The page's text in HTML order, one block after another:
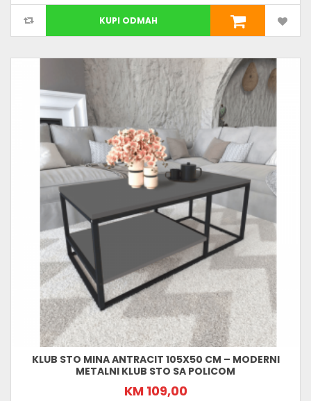
KUPI ODMAH
KLUB STO MINA ANTRACIT 105X50 CM – MODERNI
METALNI KLUB STO SA POLICOM
KM 109,00